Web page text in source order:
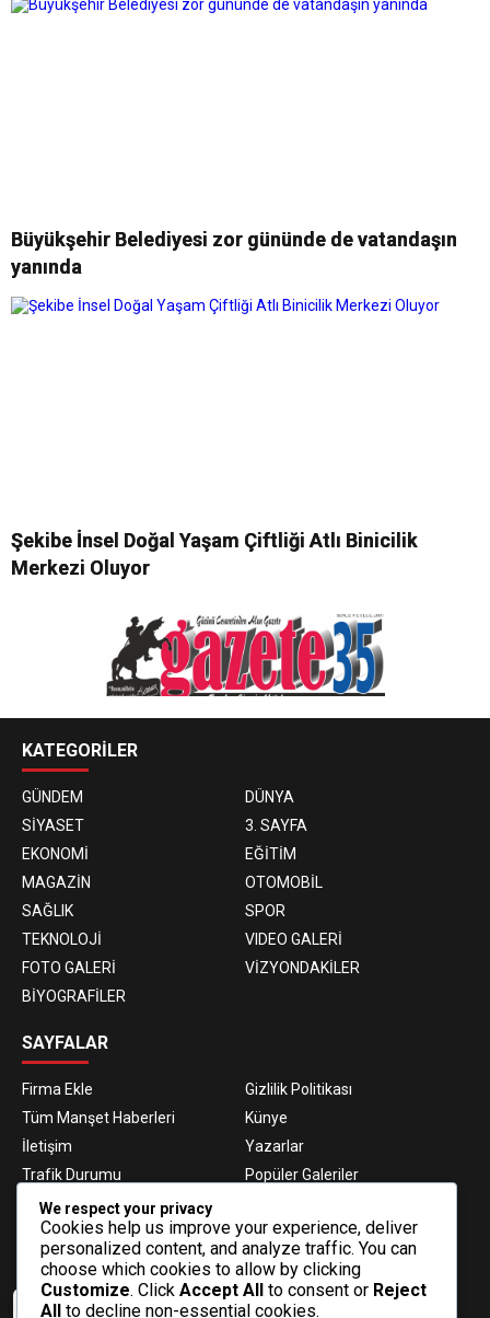
Büyükşehir Belediyesi zor gününde de vatandaşın
yanında
Şekibe İnsel Doğal Yaşam Çiftliği Atlı Binicilik
Merkezi Oluyor
KATEGORİLER
GÜNDEM
DÜNYA
SİYASET
3. SAYFA
EKONOMİ
EĞİTİM
MAGAZİN
OTOMOBİL
SAĞLIK
SPOR
TEKNOLOJİ
VIDEO GALERİ
FOTO GALERİ
VİZYONDAKİLER
BİYOGRAFİLER
SAYFALAR
Firma Ekle
Gizlilik Politikası
Tüm Manşet Haberleri
Künye
İletişim
Yazarlar
Trafik Durumu
Popüler Galeriler
Nöbetçi Eczaneler
Hava Durumu
Haber Gönder
Gazeteler
Fikstür
E-BÜLTEN ABONELİĞİ
We respect your privacy
Cookies help us improve your experience, deliver
personalized content, and analyze traffic. You can
choose which cookies to allow by clicking
Customize. Click Accept All to consent or Reject
All to decline non-essential cookies.